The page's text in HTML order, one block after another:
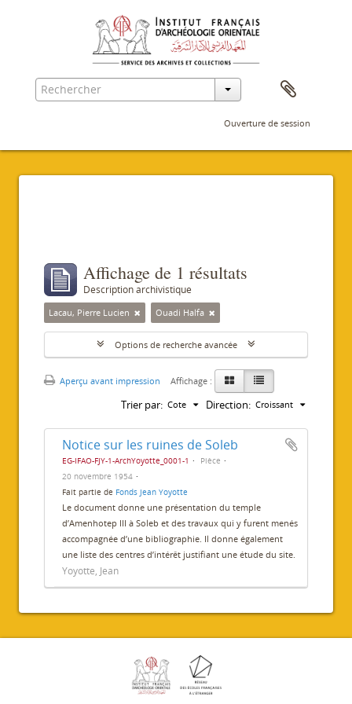
Ouverture de session
Affichage de 1 résultats
Description archivistique
Lacau, Pierre Lucien Ouadi Halfa
Options de recherche avancée
Aperçu avant impression Affichage :
Trier par: Cote Direction: Croissant
Notice sur les ruines de Soleb
EG-IFAO-FJY-1-ArchYoyotte_0001-1
Pièce
20 novembre 1954
Fait partie de Fonds Jean Yoyotte
Le document donne une présentation du temple
d’Amenhotep III à Soleb et des travaux qui y furent menés
accompagnée d’une bibliographie. Il donne également
une liste des centres d’intérêt justifiant une étude du site.
Yoyotte, Jean